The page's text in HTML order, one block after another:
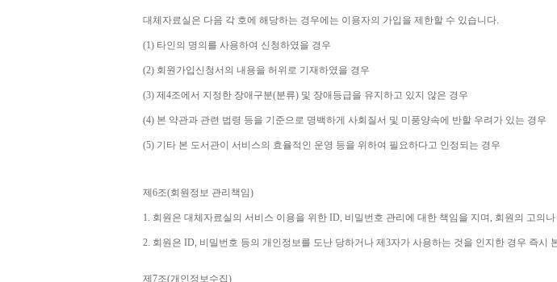
대체자료실은 다음 각 호에 해당하는 경우에는 이용자의 가입을 제한할 수 있습니다.
(1) 타인의 명의를 사용하여 신청하였을 경우
(2) 회원가입신청서의 내용을 허위로 기재하였을 경우
(3) 제 4조에서 지정한 장애구분(분류) 및 장애등급을 유지하고 있지 않은 경우
(4) 본 약관과 관련 법령 등을 기준으로 명백하게 사회질서 및 미풍양속에 반할 우려가 있는 경우
(5) 기타 본 도서관이 서비스의 효율적인 운영 등을 위하여 필요하다고 인정되는 경우
제 6조(회원정보 관리책임)
1. 회원은 대체자료실의 서비스 이용을 위한 ID, 비밀번호 관리에 대한 책임을 지며, 회원의 고의
2. 회원은 ID, 비밀번호 등의 개인정보를 도난 당하거나 제 3자가 사용하는 것을 인지한 경우 즉시
제 7조(개인정보수집)